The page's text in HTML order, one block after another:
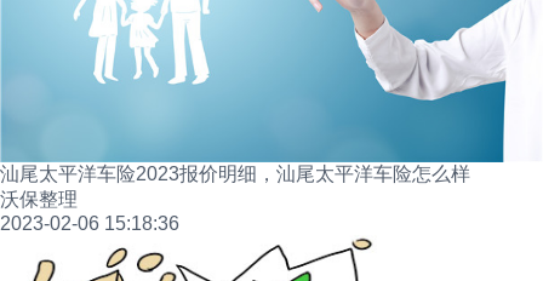
汕尾太平洋车险2023报价明细，汕尾太平洋车险怎么样
沃保整理
2023-02-06 15:18:36